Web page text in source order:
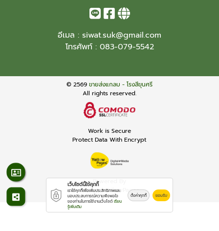
อีเมล : siwat.suk@gmail.com
โทรศัพท์ : 083-079-5542
© 2569 ขายส่งแกลบ - โรงสีขุนศรี
All rights reserved.
Work is Secure
Protect Data With Encrypt
Powered By
Thailand YellowPages
เว็บไซต์นี้ใช้คุกกี้
เราใช้คุกกี้เพื่อเพิ่มประสิทธิภาพและ
มอบประสบการณ์ความพึงพอใจ
ของท่านในการใช้งานเว็บไซต์ เรียน
รู้เพิ่มเติม
ตั้งค่าคุกกี้ ยอมรับ